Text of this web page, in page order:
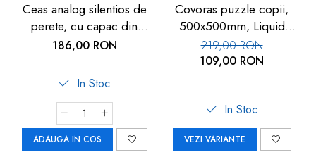
Ceas analog silentios de
perete, cu capac din
sticla, cifre mari, alb, TFA
186,00 RON
In Stoc
ADAUGA IN COS
Covoras puzzle copii,
500x500mm, Liquid
Floor
219,00 RON
109,00 RON
In Stoc
VEZI VARIANTE